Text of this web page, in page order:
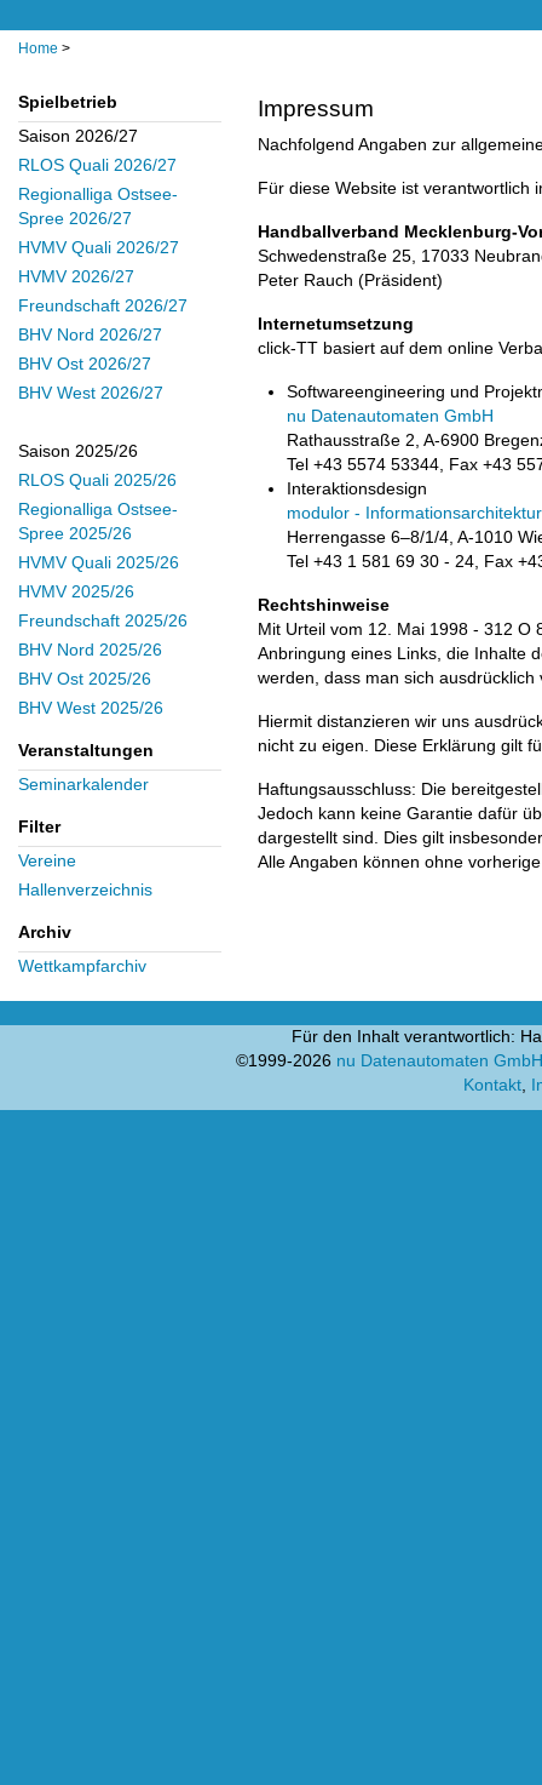
Home >
Spielbetrieb
Saison 2026/27
RLOS Quali 2026/27
Regionalliga Ostsee-
Spree 2026/27
HVMV Quali 2026/27
HVMV 2026/27
Freundschaft 2026/27
BHV Nord 2026/27
BHV Ost 2026/27
BHV West 2026/27
Saison 2025/26
RLOS Quali 2025/26
Regionalliga Ostsee-
Spree 2025/26
HVMV Quali 2025/26
HVMV 2025/26
Freundschaft 2025/26
BHV Nord 2025/26
BHV Ost 2025/26
BHV West 2025/26
Veranstaltungen
Seminarkalender
Filter
Vereine
Hallenverzeichnis
Archiv
Wettkampfarchiv
Impressum
Nachfolgend Angaben zur
Für diese Website ist verantwortlich
Handballverband Mecklenburg-
Schwedenstraße 25, 17033
Peter Rauch (Präsident)
Internetumsetzung
click-TT basiert auf dem online
Softwareengineering und
nu Datenautomaten GmbH
Rathausstraße 2, A-6900
Tel +43 5574 53344, Fax +43
Interaktionsdesign
modulor -
Herrengasse 6–8/1/4, A-1010
Tel +43 1 581 69 30 - 24, Fax
Rechtshinweise
Mit Urteil vom 12. Mai 1998 - 312
Anbringung eines Links, die Inhalte
werden, dass man sich
Hiermit distanzieren wir uns
nicht zu eigen. Diese Erklärung gilt
Haftungsausschluss: Die
Jedoch kann keine Garantie dafür
dargestellt sind. Dies gilt
Alle Angaben können ohne
Für den Inhalt verantwortlich:
©1999-2026 nu Datenautomaten
Kontakt,